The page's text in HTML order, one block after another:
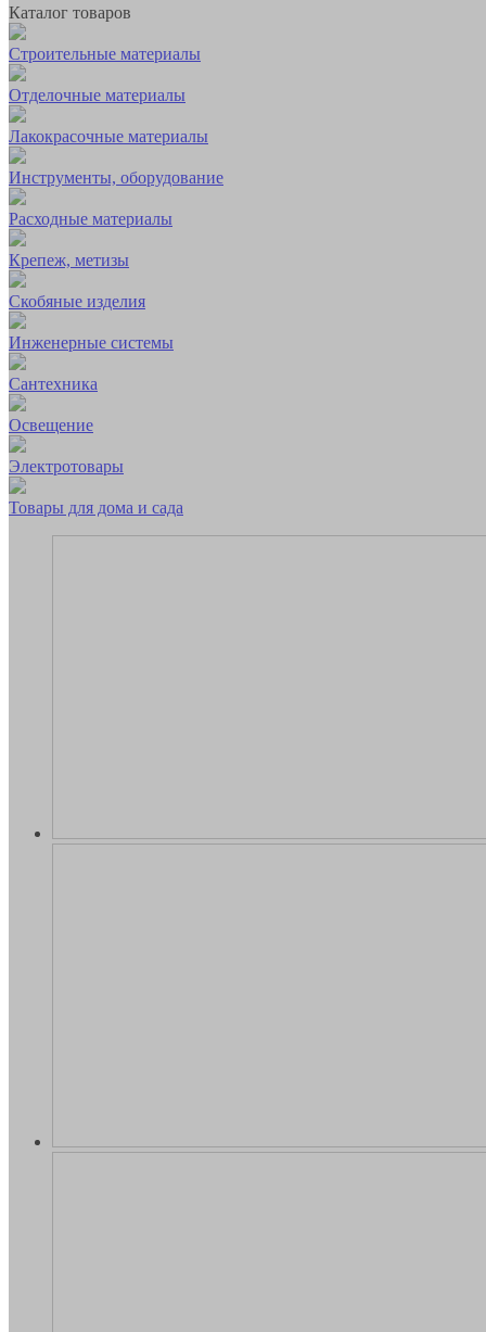
Каталог товаров
Строительные материалы
Отделочные материалы
Лакокрасочные материалы
Инструменты, оборудование
Расходные материалы
Крепеж, метизы
Скобяные изделия
Инженерные системы
Сантехника
Освещение
Электротовары
Товары для дома и сада